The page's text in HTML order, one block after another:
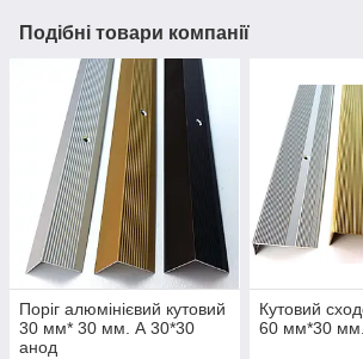
Подібні товари компанії
Поріг алюмінієвий кутовий
30 мм* 30 мм. А 30*30
анод
Кутовий
60 мм*30